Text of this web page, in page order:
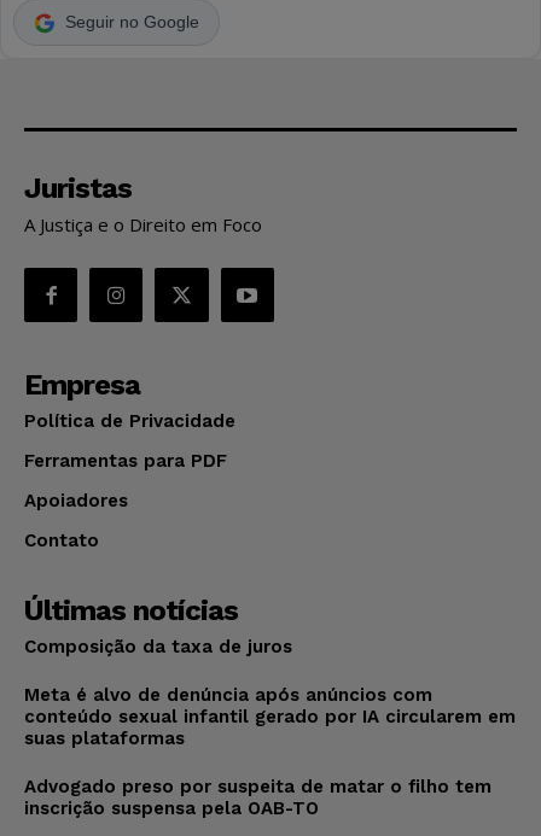
Seguir no Google
Juristas
A Justiça e o Direito em Foco
Empresa
Política de Privacidade
Ferramentas para PDF
Apoiadores
Contato
Últimas notícias
Composição da taxa de juros
Meta é alvo de denúncia após anúncios com
conteúdo sexual infantil gerado por IA circularem em
suas plataformas
Advogado preso por suspeita de matar o filho tem
inscrição suspensa pela OAB-TO